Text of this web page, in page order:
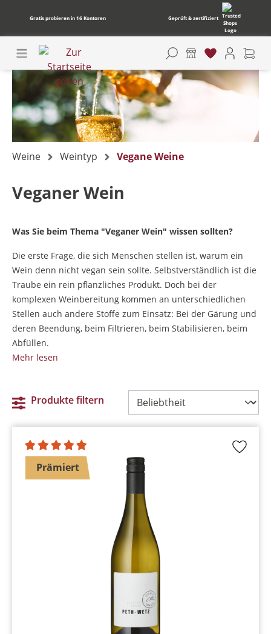
Gratis probieren in 16 Kontoren Geprüft & zertifiziert
Weine Weintyp Vegane Weine
Veganer Wein
Was Sie beim Thema "Veganer Wein" wissen sollten?
Die erste Frage, die sich Menschen stellen ist, warum ein
Wein denn nicht vegan sein sollte. Selbstverständlich ist die
Traube ein rein pflanzliches Produkt. Doch bei der
komplexen Weinbereitung kommen an unterschiedlichen
Stellen auch andere Stoffe zum Einsatz: Bei der Gärung und
deren Beendung, beim Filtrieren, beim Stabilisieren, beim
Abfüllen.
Mehr lesen
Produkte filtern
Prämiert